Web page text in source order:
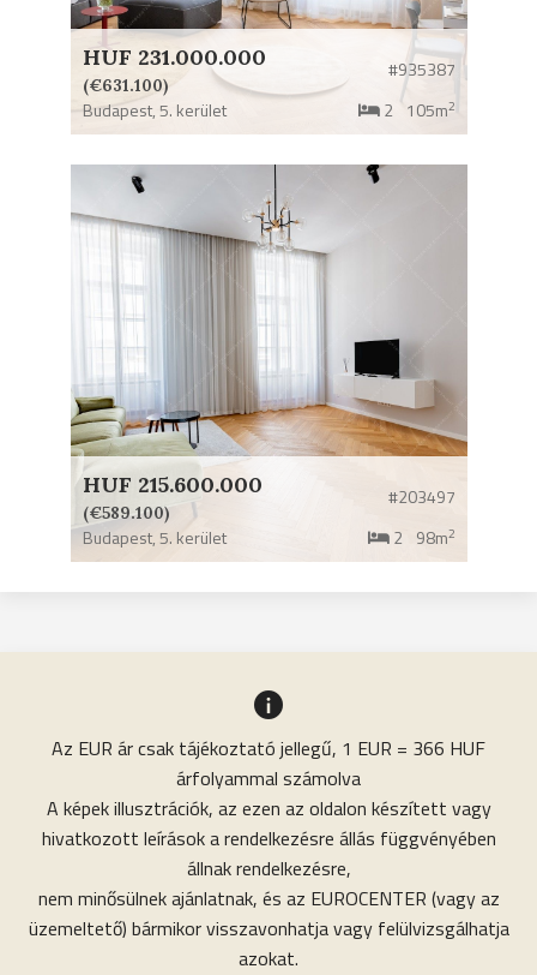
HUF 231.000.000
(€631.100)
#935387
Budapest,5. kerület 2 105m2
HUF 215.600.000
(€589.100)
#203497
Budapest,5. kerület 2 98m2
Az EUR ár csak tájékoztató jellegű, 1 EUR = 366 HUF
árfolyammal számolva
A képek illusztrációk, az ezen az oldalon készített vagy
hivatkozott leírások a rendelkezésre állás függvényében
állnak rendelkezésre,
nem minősülnek ajánlatnak, és az EUROCENTER (vagy az
üzemeltető) bármikor visszavonhatja vagy felülvizsgálhatja
azokat.